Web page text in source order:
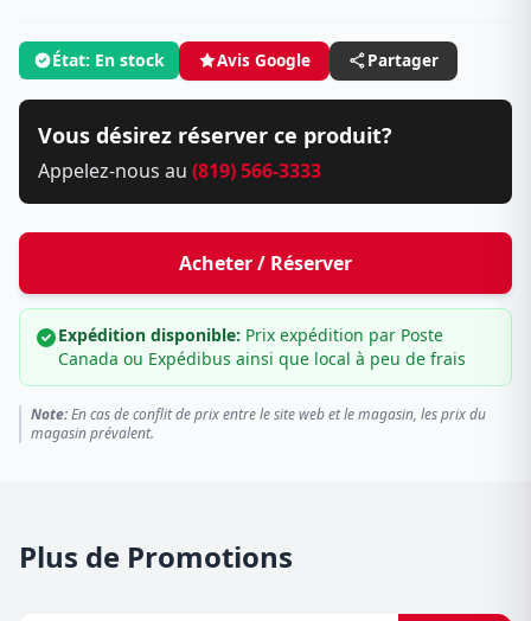
État: En stock Avis Google Partager
Vous désirez réserver ce produit?
Appelez-nous au (819) 566-3333
Acheter / Réserver
Expédition disponible: Prix expédition par Poste
Canada ou Expédibus ainsi que local à peu de frais
Note:En cas de conflit de prix entre le site web et le magasin, les prix du
magasin prévalent.
Plus de Promotions